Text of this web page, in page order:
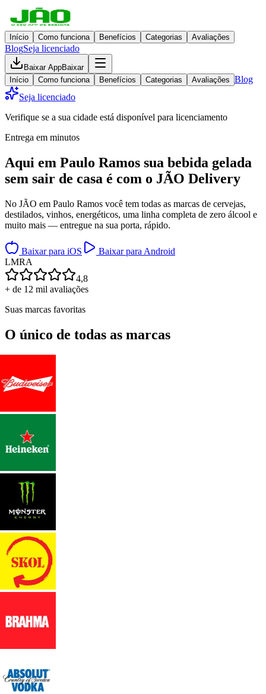
Início Como funciona Benefícios Categorias Avaliações
BlogSeja licenciado
Baixar AppBaixar
Início
Como funciona Benefícios Categorias Avaliações Blog
Seja licenciado
Verifique se a sua cidade está disponível para licenciamento
Entrega em minutos
Aqui em Paulo Ramos sua bebida gelada
sem sair de casa é com o JÃO Delivery
No JÃO em Paulo Ramos você tem todas as marcas de cervejas,
destilados, vinhos, energéticos, uma linha completa de zero álcool e
muito mais — entregue na sua porta, rápido.
Baixar para iOS
Baixar para Android
LMRA
4,8
+ de 12 mil avaliações
Suas marcas favoritas
O único de todas as marcas